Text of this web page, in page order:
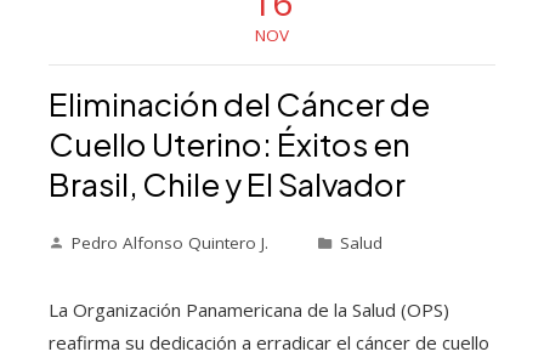
NOV
Eliminación del Cáncer de
Cuello Uterino: Éxitos en
Brasil, Chile y El Salvador
Pedro Alfonso Quintero J. Salud
La Organización Panamericana de la Salud (OPS)
reafirma su dedicación a erradicar el cáncer de cuello